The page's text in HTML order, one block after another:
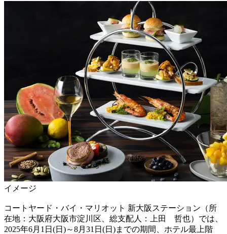
イメージ
コートヤード・バイ・マリオット 新大阪ステーション（所
在地：大阪府大阪市淀川区、総支配人：上田 哲也）では、
2025年6月1日(日)～8月31日(日)までの期間、ホテル最上階